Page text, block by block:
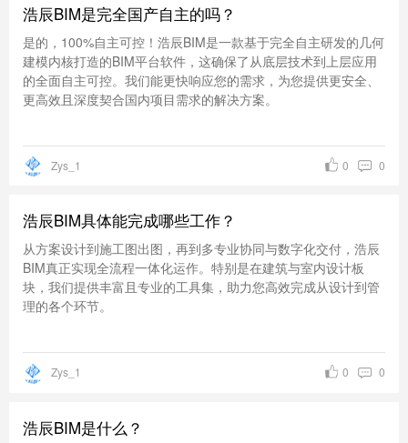
浩辰BIM是完全国产自主的吗？
是的，100%自主可控！浩辰BIM是一款基于完全自主研发的几何
建模内核打造的BIM平台软件，这确保了从底层技术到上层应用
的全面自主可控。我们能更快响应您的需求，为您提供更安全、
更高效且深度契合国内项目需求的解决方案。
Zys_1 0
0
浩辰BIM具体能完成哪些工作？
从方案设计到施工图出图，再到多专业协同与数字化交付，浩辰
BIM真正实现全流程一体化运作。特别是在建筑与室内设计板
块，我们提供丰富且专业的工具集，助力您高效完成从设计到管
理的各个环节。
Zys_1 0
0
浩辰BIM是什么？